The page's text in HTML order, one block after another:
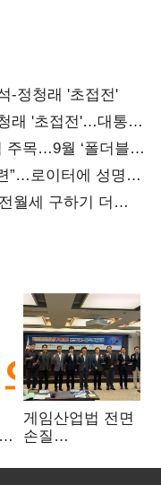
-정청래 '초접전'
래 '초접전'…대통령
주목…9월 ‘폴더블
”…로이터에 성명
월세 구하기 더
게임산업법 전면
손질
규제 걷고